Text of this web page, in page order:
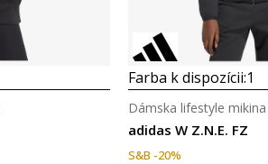
Farba k dispozícii:1
adidas W Z.N.E. FZ
Dámska lifestyle mikina
S&B -20%